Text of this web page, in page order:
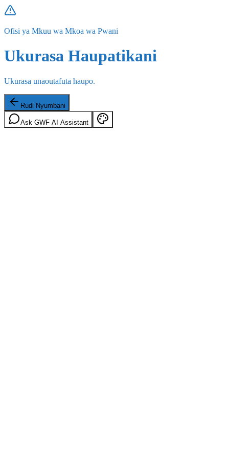
Ofisi ya Mkuu wa Mkoa wa Pwani
Ukurasa Haupatikani
Ukurasa unaoutafuta haupo.
Rudi Nyumbani
Ask GWF AI Assistant